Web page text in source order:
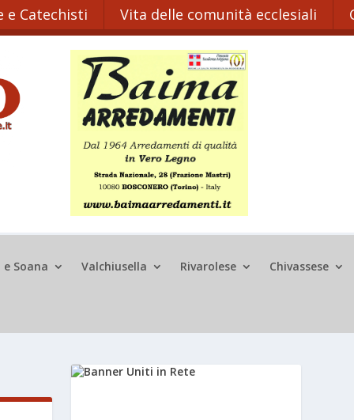
e Catechisti Vita delle comunità ecclesiali
e Soana Valchiusella Rivarolese Chivassese